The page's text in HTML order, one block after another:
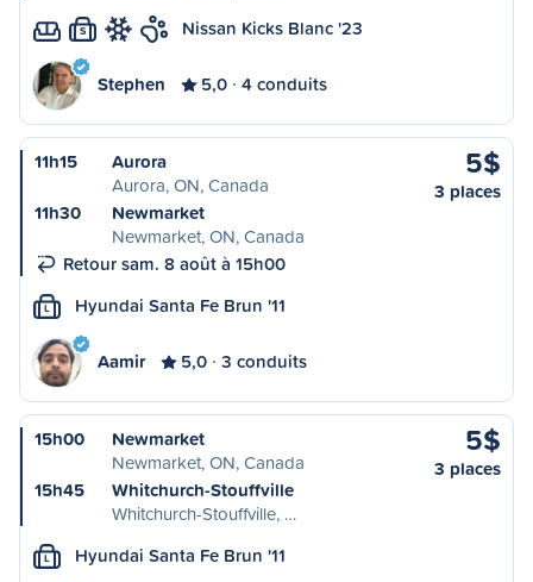
S Nissan Kicks Blanc '23
Stephen 5,0 4 conduits
11h15
Aurora
Aurora, ON, Canada
11h30
Newmarket
Newmarket, ON, Canada
Retour sam. 8 août à 15h00
5$
3 places
L Hyundai Santa Fe Brun '11
Aamir 5,0 3 conduits
15h00
Newmarket
Newmarket, ON, Canada
15h45
Whitchurch-Stouffville
Whitchurch-Stouffville, …
5$
3 places
L Hyundai Santa Fe Brun '11